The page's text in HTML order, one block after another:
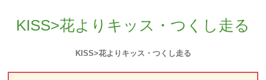
KISS>花よりキッス・つくし走る
KISS>花よりキッス・つくし走る